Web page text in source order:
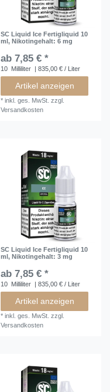
SC Liquid Ice Fertigliquid 10
ml, Nikotingehalt: 6 mg
ab 7,85 € *
10 Milliliter | 835,00 € / Liter
Artikel anzeigen
*inkl. ges. MwSt. zzgl.
Versandkosten
SC Liquid Ice Fertigliquid 10
ml, Nikotingehalt: 3 mg
ab 7,85 € *
10 Milliliter | 835,00 € / Liter
Artikel anzeigen
*inkl. ges. MwSt. zzgl.
Versandkosten